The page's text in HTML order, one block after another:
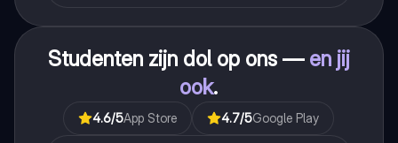
Studenten zijn dol op ons — en jij
ook.
4.6/5App Store 4.7/5Google Play